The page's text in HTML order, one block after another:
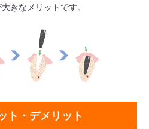
きなメリットです。
ト・デメリット